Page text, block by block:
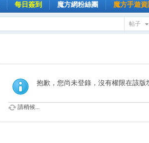
每日簽到 魔方網粉絲團 魔方手遊
帖子
抱歉，您尚未登錄，沒有權限在該版
請稍候...